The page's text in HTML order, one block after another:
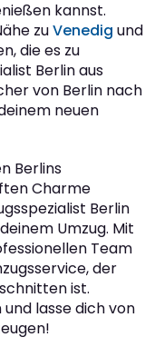
kannst.
zuVenedig und
die es zu
Berlin aus
von Berlin nach
neuen
Berlins
Charme
Berlin
Umzug. Mit
Team
der
ist.
lasse dich von